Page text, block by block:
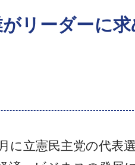
リーダーに
立憲民主党の代表